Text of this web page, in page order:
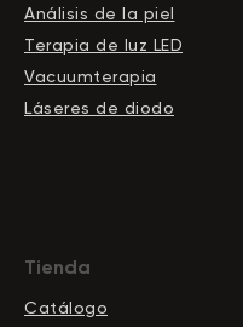
Análisis de la piel
Terapia de luz LED
Vacuumterapia
Láseres de diodo
Tienda
Catálogo